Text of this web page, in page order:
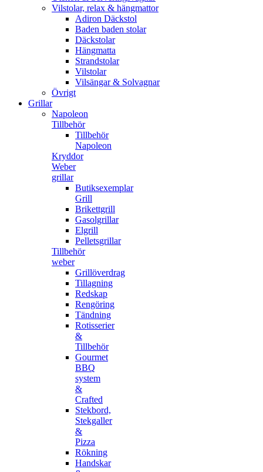
Vilstolar, relax & hängmattor
Adiron Däckstol
Baden baden stolar
Däckstolar
Hängmatta
Strandstolar
Vilstolar
Vilsängar & Solvagnar
Övrigt
Grillar
Napoleon
Tillbehör
Tillbehör
Napoleon
Kryddor
Weber
grillar
Butiksexemplar
Grill
Brikettgrill
Gasolgrillar
Elgrill
Pelletsgrillar
Tillbehör
weber
Grillöverdrag
Tillagning
Redskap
Rengöring
Tändning
Rotisserier
&
Tillbehör
Gourmet
BBQ
system
&
Crafted
Stekbord,
Stekgaller
&
Pizza
Rökning
Handskar